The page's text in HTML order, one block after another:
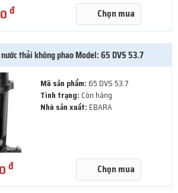
đ Chọn mua
thải không phao Model: 65 DVS 53.7
Mã sản phẩm: 65 DVS 53.7
Tình trạng: Còn hàng
Nhà sản xuất: EBARA
đ Chọn mua